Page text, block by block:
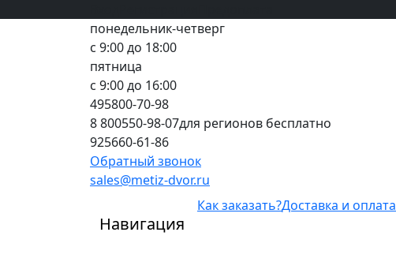
понедельник-четверг
с 9:00 до 18:00
пятница
с 9:00 до 16:00
495800-70-98
8 800550-98-07для регионов бесплатно
925660-61-86
Обратный звонок
sales@metiz-dvor.ru
Навигация
Как заказать?Доставка и оплата